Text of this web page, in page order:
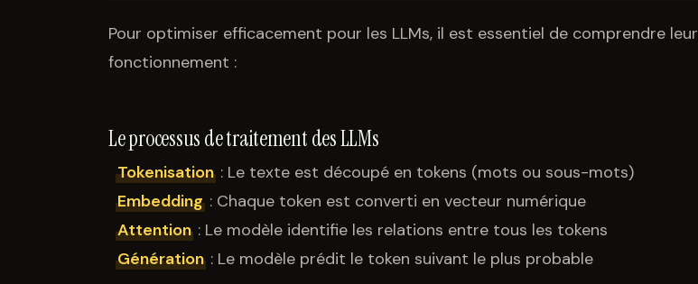
Pour optimiser efficacement pour les LLMs, il est essentiel de comprendre leur
fonctionnement :
Le processus de traitement des LLMs
Tokenisation: Le texte est découpé en tokens (mots ou sous-mots)
Embedding: Chaque token est converti en vecteur numérique
Attention: Le modèle identifie les relations entre tous les tokens
Génération: Le modèle prédit le token suivant le plus probable